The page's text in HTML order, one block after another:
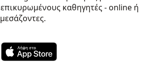
επικυρωμένους καθηγητές - online ή